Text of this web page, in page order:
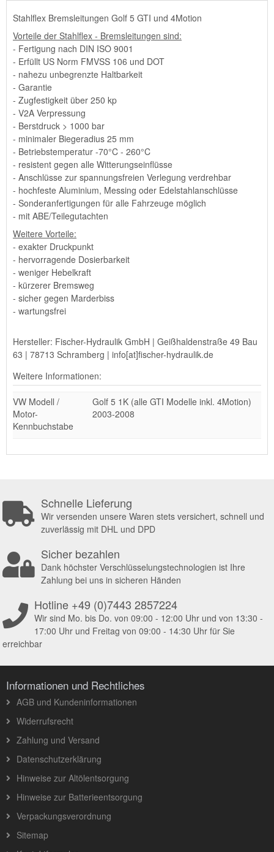
Stahlflex Bremsleitungen Golf 5 GTI und 4Motion
Vorteile der Stahlflex - Bremsleitungen sind:
- Fertigung nach DIN ISO 9001
- Erfüllt US Norm FMVSS 106 und DOT
- nahezu unbegrenzte Haltbarkeit
- Garantie
- Zugfestigkeit über 250 kp
- V2A Verpressung
- Berstdruck > 1000 bar
- minimaler Biegeradius 25 mm
- Betriebstemperatur -70°C - 260°C
- resistent gegen alle Witterungseinflüsse
- Anschlüsse zur spannungsfreien Verlegung verdrehbar
- hochfeste Aluminium, Messing oder Edelstahlanschlüsse
- Sonderanfertigungen für alle Fahrzeuge möglich
- mit ABE/Teilegutachten
Weitere Vorteile:
- exakter Druckpunkt
- hervorragende Dosierbarkeit
- weniger Hebelkraft
- kürzerer Bremsweg
- sicher gegen Marderbiss
- wartungsfrei
Hersteller: Fischer-Hydraulik GmbH | Geißhaldenstraße 49 Bau
63 | 78713 Schramberg | info[at]fischer-hydraulik.de
Weitere Informationen:
VW Modell /
Motor-
Kennbuchstabe
Golf 5 1K (alle GTI Modelle inkl. 4Motion)
2003-2008
Schnelle Lieferung
Wir versenden unsere Waren stets versichert, schnell und
zuverlässig mit DHL und DPD
Sicher bezahlen
Dank höchster Verschlüsselungstechnologien ist Ihre
Zahlung bei uns in sicheren Händen
Hotline +49 (0)7443 2857224
Wir sind Mo. bis Do. von 09:00 - 12:00 Uhr und von 13:30 -
17:00 Uhr und Freitag von 09:00 - 14:30 Uhr für Sie
erreichbar
Informationen und Rechtliches
AGB und Kundeninformationen
Widerrufsrecht
Zahlung und Versand
Datenschutzerklärung
Hinweise zur Altölentsorgung
Hinweise zur Batterieentsorgung
Verpackungsverordnung
Sitemap